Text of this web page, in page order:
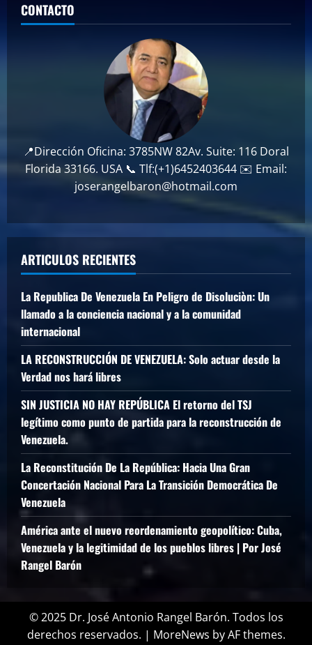
CONTACTO
📍Dirección Oficina: 3785NW 82Av. Suite: 116 Doral
Florida 33166. USA 📞 Tlf:(+1)6452403644 ✉️ Email:
joserangelbaron@hotmail.com
ARTICULOS RECIENTES
La Republica De Venezuela En Peligro de Disoluciòn: Un
llamado a la conciencia nacional y a la comunidad
internacional
LA RECONSTRUCCIÓN DE VENEZUELA: Solo actuar desde la
Verdad nos hará libres
SIN JUSTICIA NO HAY REPÚBLICA El retorno del TSJ
legítimo como punto de partida para la reconstrucción de
Venezuela.
La Reconstitución De La República: Hacia Una Gran
Concertación Nacional Para La Transición Democrática De
Venezuela
América ante el nuevo reordenamiento geopolítico: Cuba,
Venezuela y la legitimidad de los pueblos libres | Por José
Rangel Barón
© 2025 Dr. José Antonio Rangel Barón. Todos los
derechos reservados. | MoreNews by AF themes.